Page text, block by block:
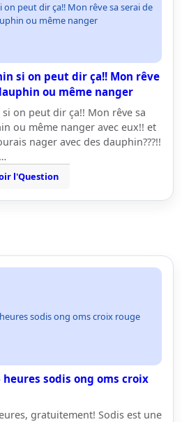
on peut dir ça!! Mon rêve sa serai de
ou même nanger
si on peut dir ça!! Mon rêve
ou même nanger
on peut dir ça!! Mon rêve sa
ou même nanger avec eux!! et
nager avec des dauphin???!!
l'Question
sodis ong oms croix rouge
sodis ong oms croix
gratuitement! Sodis est une